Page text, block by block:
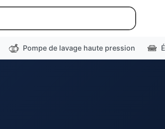
Pompe de lavage haute pression